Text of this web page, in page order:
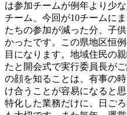
は参加チームが例年より少
チーム、今回が10チームに
たちの参加が減った分、子
かったです。この県地区恒
目になります。地域住民の
たと開会式で実行委員長が
の顔を知ることは、有事の
け合うことが容易になると
特化した業務だけに、日ご